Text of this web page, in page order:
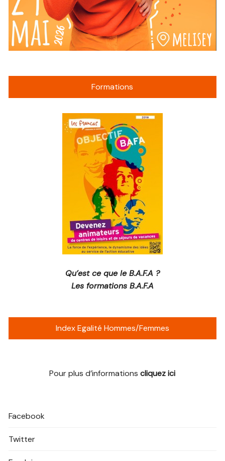
Formations
Qu’est ce que le B.A.F.A ?
Les formations B.A.F.A
Index Egalité Hommes/Femmes
Pour plus d’informationscliquez ici
Facebook
Twitter